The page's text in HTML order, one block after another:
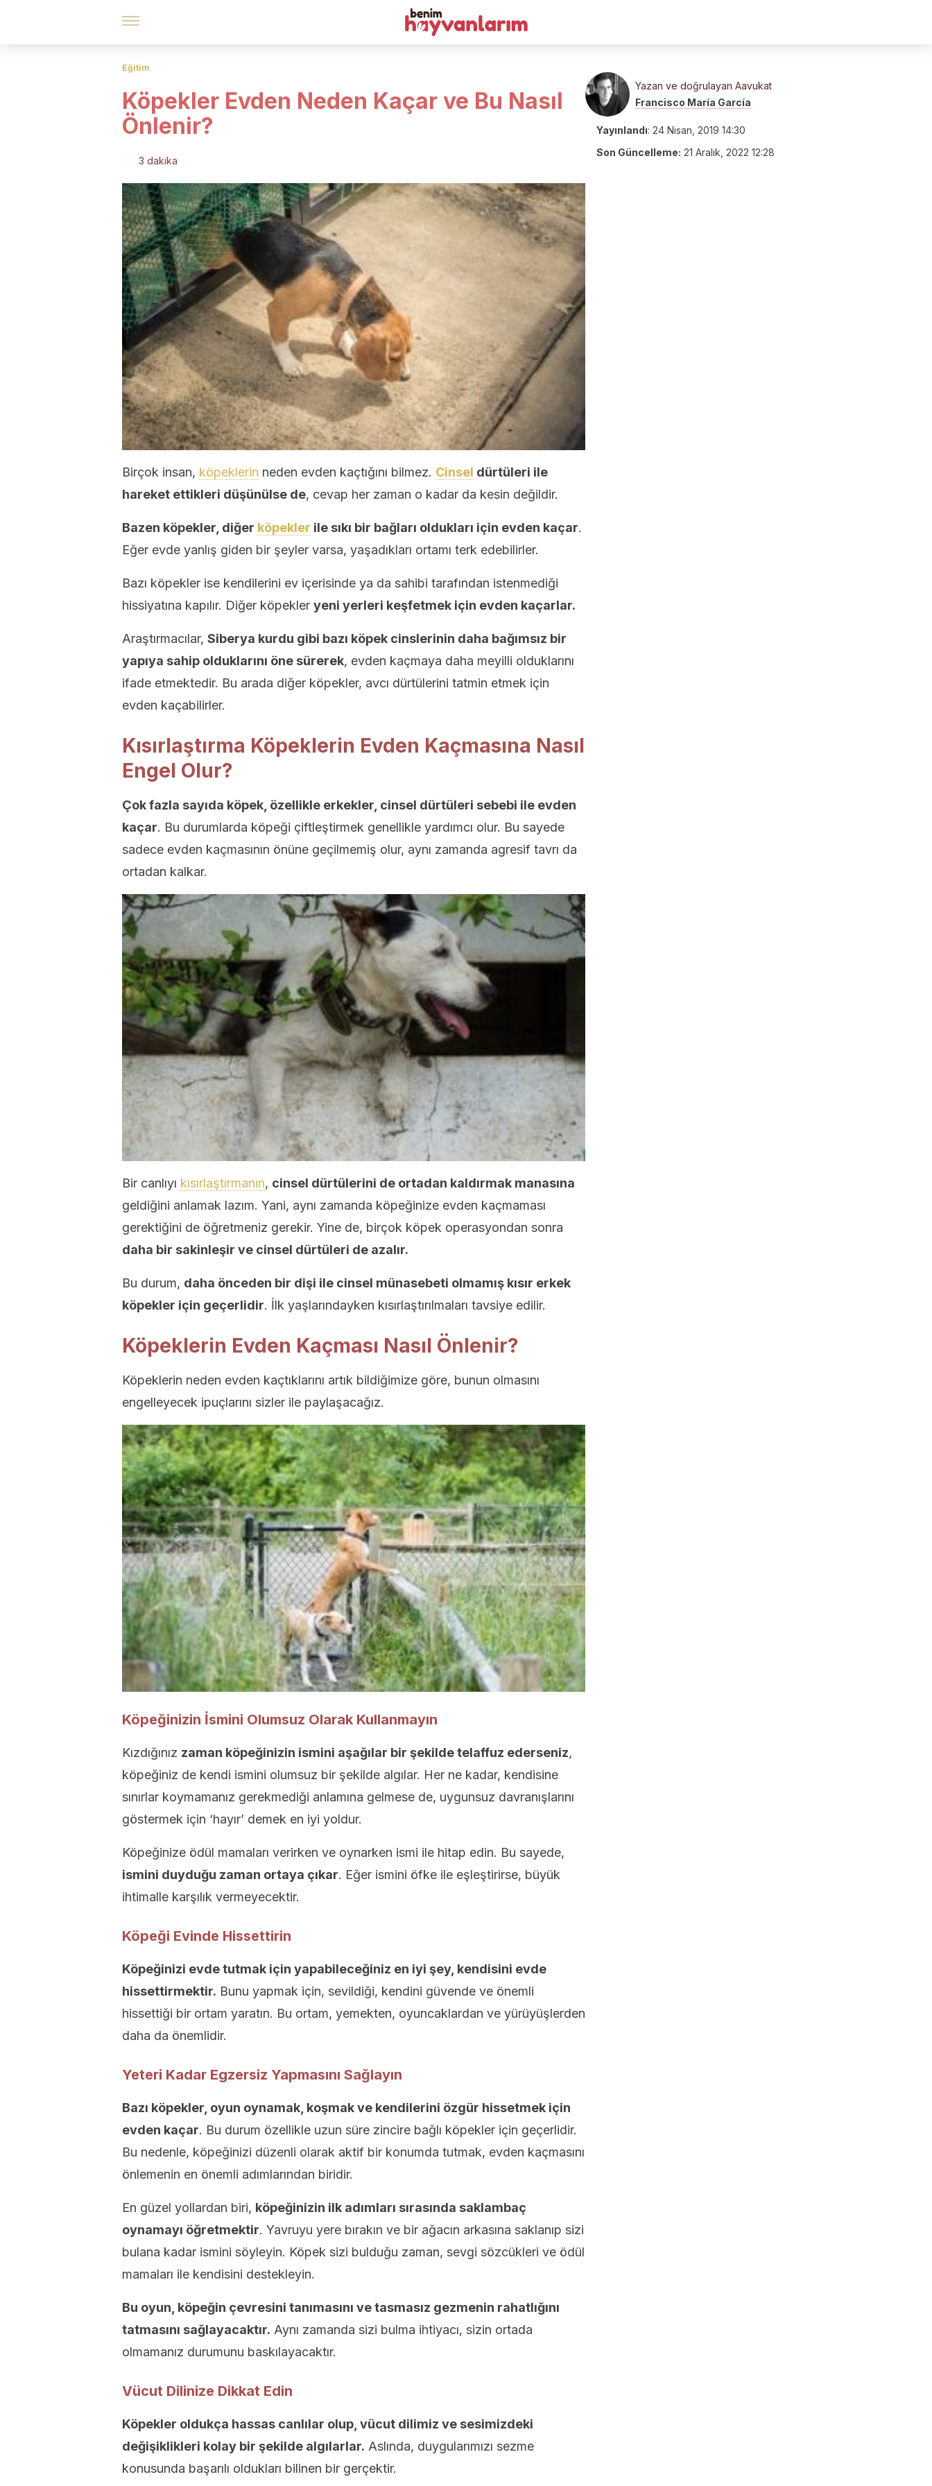
Eğitim
Köpekler Evden Neden Kaçar ve Bu Nasıl
Önlenir?
3 dakika
Birçok insan, köpeklerin neden evden kaçtığını bilmez. Cinsel dürtüleri ile
hareket ettikleri düşünülse de, cevap her zaman o kadar da kesin değildir.
Bazen köpekler, diğer köpekler ile sıkı bir bağları oldukları için evden kaçar.
Eğer evde yanlış giden bir şeyler varsa, yaşadıkları ortamı terk edebilirler.
Bazı köpekler ise kendilerini ev içerisinde ya da sahibi tarafından istenmediği
hissiyatına kapılır. Diğer köpekler yeni yerleri keşfetmek için evden kaçarlar.
Araştırmacılar, Siberya kurdu gibi bazı köpek cinslerinin daha bağımsız bir
yapıya sahip olduklarını öne sürerek, evden kaçmaya daha meyilli olduklarını
ifade etmektedir. Bu arada diğer köpekler, avcı dürtülerini tatmin etmek için
evden kaçabilirler.
Kısırlaştırma Köpeklerin Evden Kaçmasına Nasıl
Engel Olur?
Çok fazla sayıda köpek, özellikle erkekler, cinsel dürtüleri sebebi ile evden
kaçar. Bu durumlarda köpeği çiftleştirmek genellikle yardımcı olur. Bu sayede
sadece evden kaçmasının önüne geçilmemiş olur, aynı zamanda agresif tavrı da
ortadan kalkar.
Bir canlıyı kısırlaştırmanın, cinsel dürtülerini de ortadan kaldırmak manasına
geldiğini anlamak lazım. Yani, aynı zamanda köpeğinize evden kaçmaması
gerektiğini de öğretmeniz gerekir. Yine de, birçok köpek operasyondan sonra
daha bir sakinleşir ve cinsel dürtüleri de azalır.
Bu durum, daha önceden bir dişi ile cinsel münasebeti olmamış kısır erkek
köpekler için geçerlidir. İlk yaşlarındayken kısırlaştırılmaları tavsiye edilir.
Köpeklerin Evden Kaçması Nasıl Önlenir?
Köpeklerin neden evden kaçtıklarını artık bildiğimize göre, bunun olmasını
engelleyecek ipuçlarını sizler ile paylaşacağız.
Köpeğinizin İsmini Olumsuz Olarak Kullanmayın
Kızdığınız zaman köpeğinizin ismini aşağılar bir şekilde telaffuz ederseniz,
köpeğiniz de kendi ismini olumsuz bir şekilde algılar. Her ne kadar, kendisine
sınırlar koymamanız gerekmediği anlamına gelmese de, uygunsuz davranışlarını
göstermek için ‘hayır’ demek en iyi yoldur.
Köpeğinize ödül mamaları verirken ve oynarken ismi ile hitap edin. Bu sayede,
ismini duyduğu zaman ortaya çıkar. Eğer ismini öfke ile eşleştirirse, büyük
ihtimalle karşılık vermeyecektir.
Köpeği Evinde Hissettirin
Köpeğinizi evde tutmak için yapabileceğiniz en iyi şey, kendisini evde
hissettirmektir. Bunu yapmak için, sevildiği, kendini güvende ve önemli
hissettiği bir ortam yaratın. Bu ortam, yemekten, oyuncaklardan ve yürüyüşlerden
daha da önemlidir.
Yeteri Kadar Egzersiz Yapmasını Sağlayın
Bazı köpekler, oyun oynamak, koşmak ve kendilerini özgür hissetmek için
evden kaçar. Bu durum özellikle uzun süre zincire bağlı köpekler için geçerlidir.
Bu nedenle, köpeğinizi düzenli olarak aktif bir konumda tutmak, evden kaçmasını
önlemenin en önemli adımlarından biridir.
En güzel yollardan biri, köpeğinizin ilk adımları sırasında saklambaç
oynamayı öğretmektir. Yavruyu yere bırakın ve bir ağacın arkasına saklanıp sizi
bulana kadar ismini söyleyin. Köpek sizi bulduğu zaman, sevgi sözcükleri ve ödül
mamaları ile kendisini destekleyin.
Bu oyun, köpeğin çevresini tanımasını ve tasmasız gezmenin rahatlığını
tatmasını sağlayacaktır. Aynı zamanda sizi bulma ihtiyacı, sizin ortada
olmamanız durumunu baskılayacaktır.
Vücut Dilinize Dikkat Edin
Köpekler oldukça hassas canlılar olup, vücut dilimiz ve sesimizdeki
değişiklikleri kolay bir şekilde algılarlar. Aslında, duygularımızı sezme
konusunda başarılı oldukları bilinen bir gerçektir.
Yazan ve doğrulayan Aavukat
Francisco María García
Yayınlandı: 24 Nisan, 2019 14:30
Son Güncelleme: 21 Aralık, 2022 12:28